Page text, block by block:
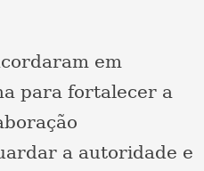
em
para fortalecer a
a autoridade e